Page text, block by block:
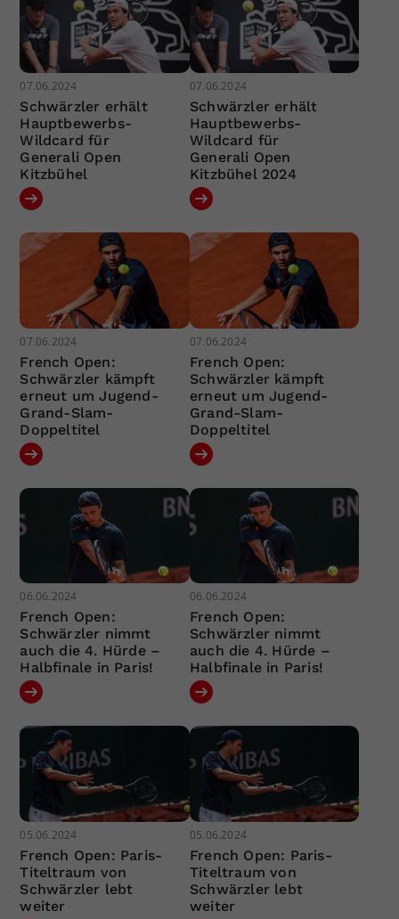
07.06.2024
Schwärzler erhält
Hauptbewerbs-
Wildcard für
Generali Open
Kitzbühel
07.06.2024
Schwärzler erhält
Hauptbewerbs-
Wildcard für
Generali Open
Kitzbühel 2024
07.06.2024
French Open:
Schwärzler kämpft
erneut um Jugend-
Grand-Slam-
Doppeltitel
07.06.2024
French Open:
Schwärzler kämpft
erneut um Jugend-
Grand-Slam-
Doppeltitel
06.06.2024
French Open:
Schwärzler nimmt
auch die 4. Hürde –
Halbfinale in Paris!
06.06.2024
French Open:
Schwärzler nimmt
auch die 4. Hürde –
Halbfinale in Paris!
05.06.2024
French Open: Paris-
Titeltraum von
Schwärzler lebt
weiter
05.06.2024
French Open: Paris-
Titeltraum von
Schwärzler lebt
weiter